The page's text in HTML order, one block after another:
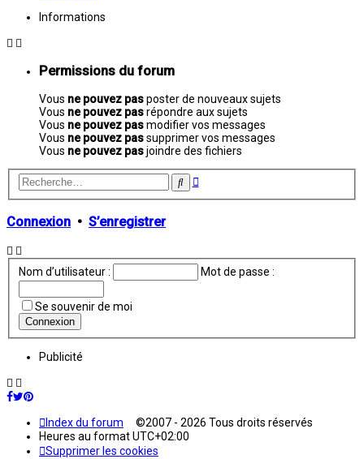
Informations
Permissions du forum
Vous ne pouvez pasposter de nouveaux sujets
Vous ne pouvez pasrépondre aux sujets
Vous ne pouvez pasmodifier vos messages
Vous ne pouvez passupprimer vos messages
Vous ne pouvez pasjoindre des fichiers
Rechercher
Recherche
Connexion • S’enregistrer
Nom d’utilisateur : Mot de passe :
Se souvenir de moi
Publicité
Index du forum ©2007 - 2026 Tous droits réservés
Heures au formatUTC+02:00
Supprimer les cookies